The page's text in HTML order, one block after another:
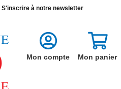
S'inscrire à notre newsletter
Mon compte Mon panier